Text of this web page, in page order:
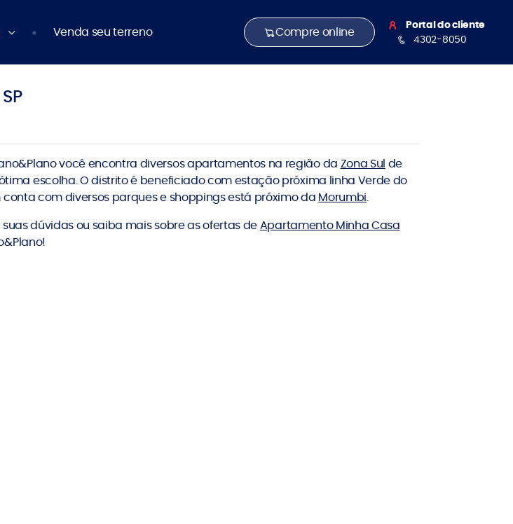
Venda seu terreno Compre online
Portal do cliente
4302-8050
você encontra diversos apartamentos na região da Zona Sul de
escolha. O distrito é beneficiado com estação próxima linha Verde do
com diversos parques e shoppings está próximo da Morumbi.
dúvidas ou saiba mais sobre as ofertas deApartamento Minha Casa